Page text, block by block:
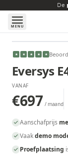
Skip to main De
MENU
VANAF
€697
★ ★ ★ ★ ★
Eversys
VANAF
€697 / maand
Aanschafprijs
Vaakdemo
Proefplaatsing